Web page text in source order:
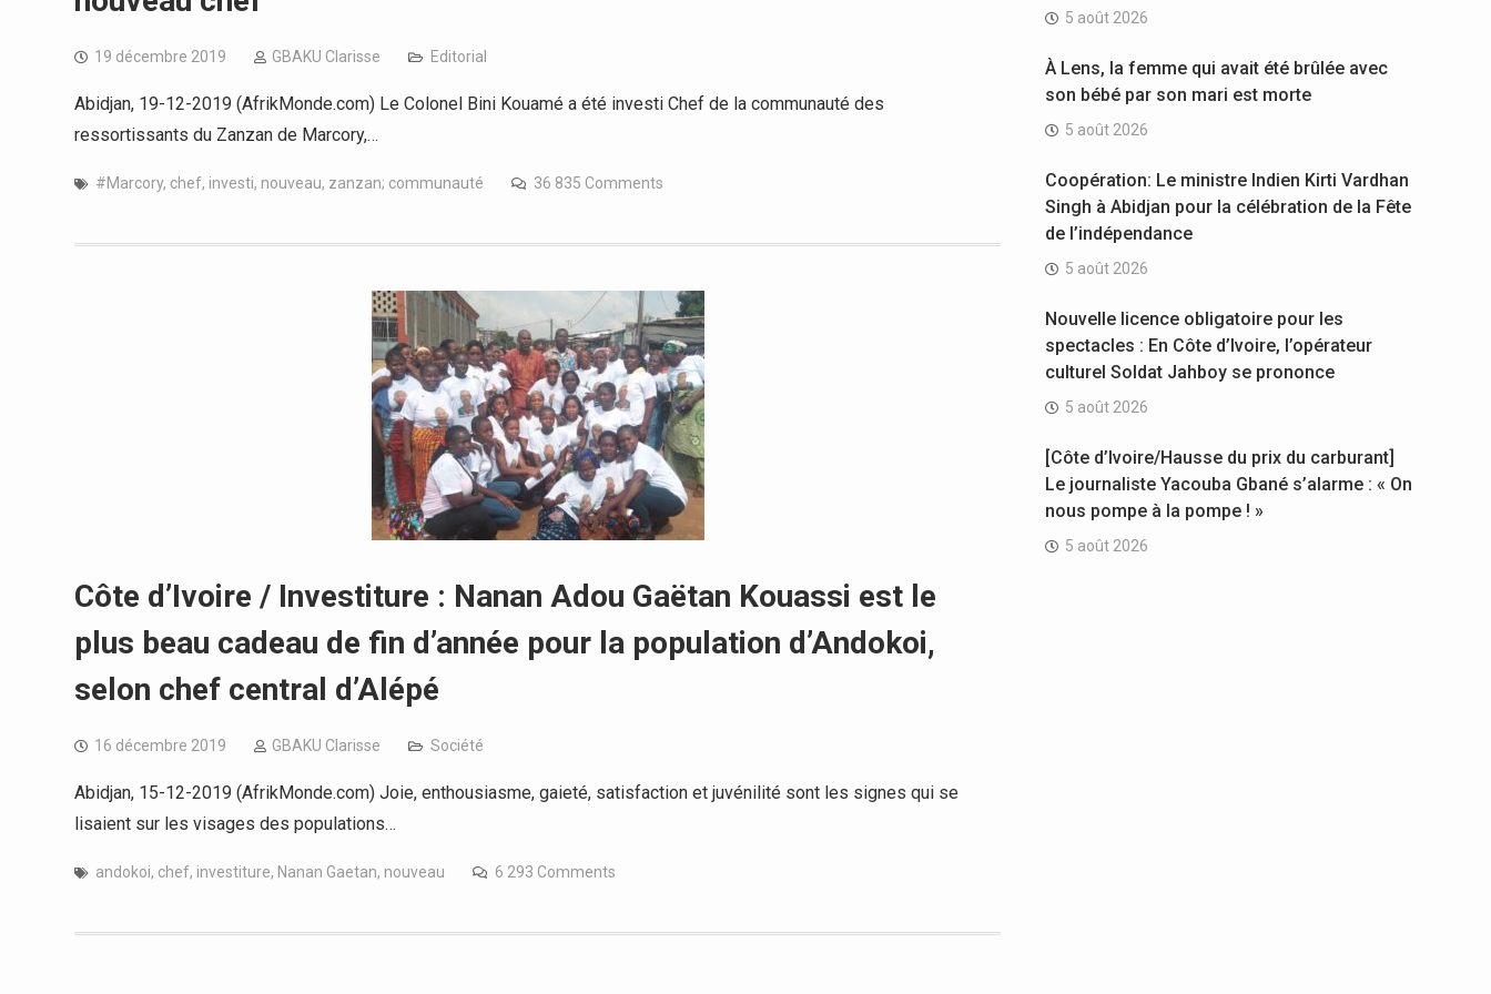
19 décembre 2019 GBAKU Clarisse Editorial
Abidjan, 19-12-2019 (AfrikMonde.com) Le Colonel Bini Kouamé a été investi Chef de la communauté des
ressortissants du Zanzan de Marcory,…
#Marcory, chef, investi, nouveau, zanzan; communauté 36 835 Comments
Côte d’Ivoire / Investiture : Nanan Adou Gaëtan Kouassi est le
plus beau cadeau de fin d’année pour la population d’Andokoi,
selon chef central d’Alépé
16 décembre 2019 GBAKU Clarisse Société
Abidjan, 15-12-2019 (AfrikMonde.com) Joie, enthousiasme, gaieté, satisfaction et juvénilité sont les signes qui se
lisaient sur les visages des populations…
andokoi, chef, investiture, Nanan Gaetan, nouveau 6 293 Comments
5 août 2026
À Lens, la femme qui avait été brûlée avec
son bébé par son mari est morte
5 août 2026
Coopération: Le ministre Indien Kirti Vardhan
Singh à Abidjan pour la célébration de la Fête
de l’indépendance
5 août 2026
Nouvelle licence obligatoire pour les
spectacles : En Côte d’Ivoire, l’opérateur
culturel Soldat Jahboy se prononce
5 août 2026
[Côte d’Ivoire/Hausse du prix du carburant]
Le journaliste Yacouba Gbané s’alarme : « On
nous pompe à la pompe ! »
5 août 2026